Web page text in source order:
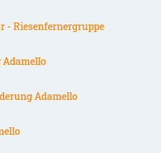
- Riesenfernergruppe
Adamello
Adamello